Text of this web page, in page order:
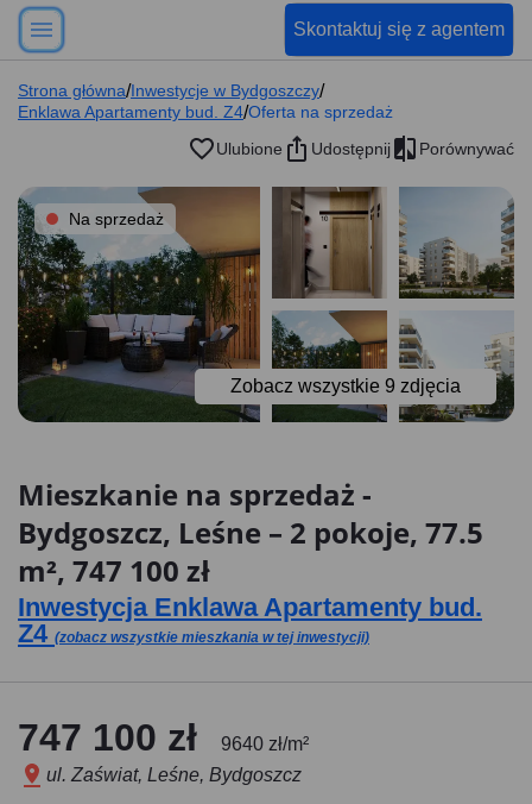
Skontaktuj się z agentem
Strona główna/Inwestycje w Bydgoszczy/
Enklawa Apartamenty bud. Z4/Oferta na sprzedaż
Ulubione
Udostępnij Porównywać
Na sprzedaż
Zobacz wszystkie 9 zdjęcia
Mieszkanie na sprzedaż -
Bydgoszcz, Leśne – 2 pokoje, 77.5
m², 747 100 zł
Inwestycja Enklawa Apartamenty bud.
Z4 (zobacz wszystkie mieszkania w tej inwestycji)
747 100 zł
9640 zł/m²
ul. Zaświat, Leśne, Bydgoszcz